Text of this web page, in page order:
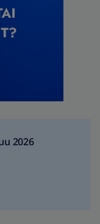
2026